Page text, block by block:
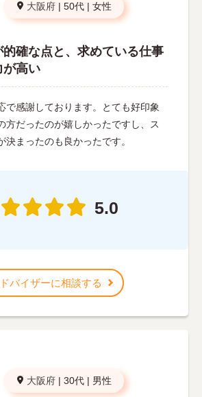
大阪府 | 50代 | 女性
確な点と、求めている仕事
が高い
で感謝しております。とても好印象
方だったのが嬉しかったですし、ス
決まったのも良かったです。
5.0
バイザーに相談する
大阪府 | 30代 | 男性